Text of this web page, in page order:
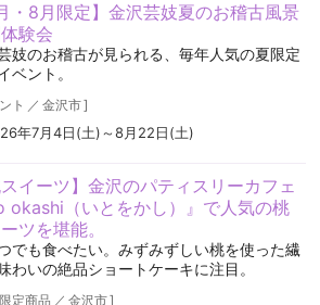
・8月限定】金沢芸妓夏のお稽古風景
験会
妓のお稽古が見られる、毎年人気の夏限定
ベント。
ト ／ 金沢市]
年7月4日(土)～8月22日(土)
スイーツ】金沢のパティスリーカフェ
okashi（いとをかし）』で人気の桃
ツを堪能。
でも食べたい。みずみずしい桃を使った繊
わいの絶品ショートケーキに注目。
定商品 ／ 金沢市]